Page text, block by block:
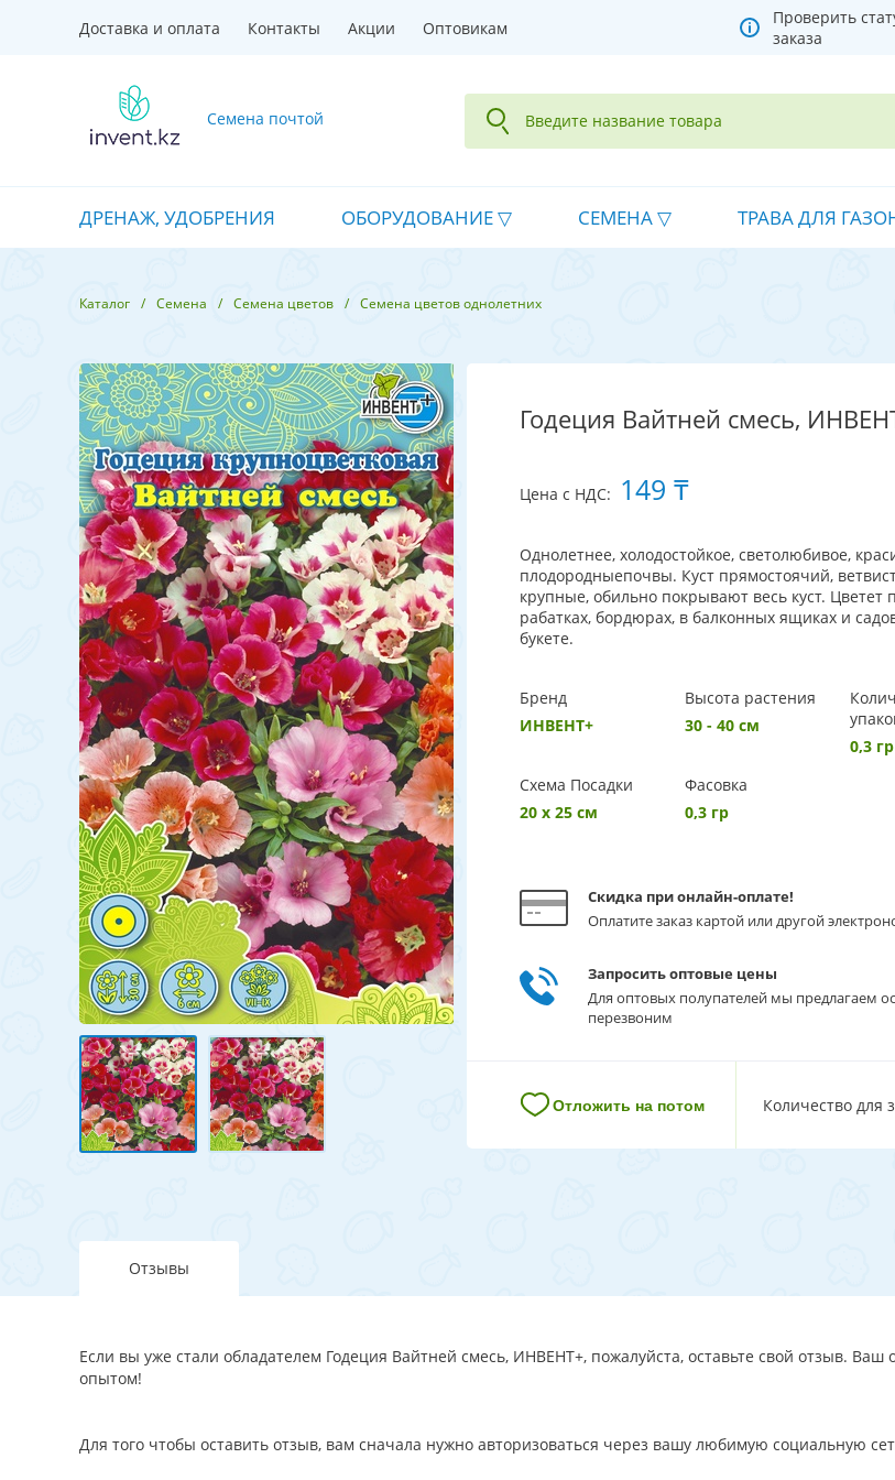
Доставка и оплата Контакты Акции Оптовикам
Проверить
заказа
Семена почтой
ДРЕНАЖ, УДОБРЕНИЯ ОБОРУДОВАНИЕ СЕМЕНА ТРАВА ДЛЯ
Каталог Семена Семена цветов Семена цветов однолетних
Годеция Вайтней смесь,
Цена с НДС: 149 ₸
Однолетнее, холодостойкое, светолюбивое,
плодородныепочвы. Куст прямостоячий,
крупные, обильно покрывают весь куст. Цветет
рабатках, бордюрах, в балконных ящиках и
букете.
Бренд
ИНВЕНТ+
Высота растения
30 - 40 см
0,3 гр
Схема Посадки
20 х 25 см
Фасовка
0,3 гр
Скидка при онлайн-оплате!
Оплатите заказ картой или другой
Запросить оптовые цены
Для оптовых полупателей мы предлагаем
перезвоним
Отложить на потом Количество для
Отзывы
Если вы уже стали обладателем Годеция Вайтней смесь, ИНВЕНТ+, пожалуйста, оставьте свой отзыв.
опытом!
Для того чтобы оставить отзыв, вам сначала нужно авторизоваться через вашу любимую социальную